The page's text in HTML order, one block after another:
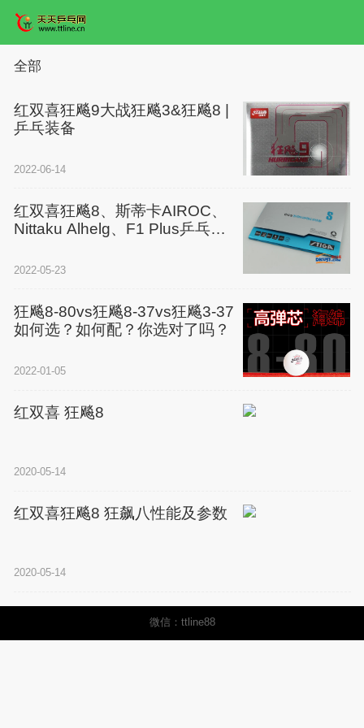
全部
红双喜狂飚9大战狂飚3&狂飚8 |
乒乓装备
2022-06-14
红双喜狂飚8、斯蒂卡AIROC、
Nittaku Alhelg、F1 Plus乒乓球
2022-05-23
狂飚8-80vs狂飚8-37vs狂飚3-37
如何选？如何配？你选对了吗？
2022-01-05
红双喜 狂飚8
2020-05-14
红双喜狂飚8 狂飙八性能及参数
2020-05-14
微信：ttline88